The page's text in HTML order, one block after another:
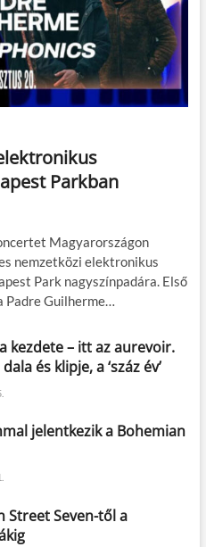
Parkban
Magyarországon
nemzetközi elektronikus
Park nagyszínpadára. Első
Guilherme…
kezdete – itt az aurevoir.
és klipje, a ‘száz év’
jelentkezik a Bohemian
Street Seven-től a